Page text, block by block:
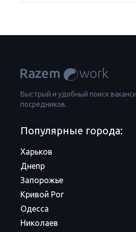
Быстрый и удобный поиск
посредников.
Популярные города:
Харьков
Днепр
Запорожье
Кривой Рог
Одесса
Николаев